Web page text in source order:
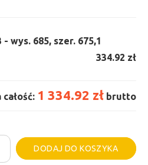
wys. 685, szer. 675,1
334.92 zł
całość: 1 334.92 zł brutto
DODAJ DO KOSZYKA